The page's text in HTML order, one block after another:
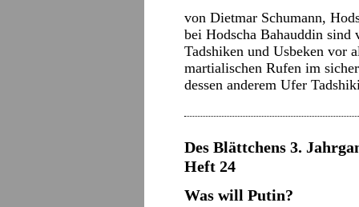
von Dietmar Schumann,
bei Hodscha Bahauddin sind
Tadshiken und Usbeken
martialischen Rufen im
dessen anderem Ufer
Des Blättchens 3.
Heft 24
Was will Putin?